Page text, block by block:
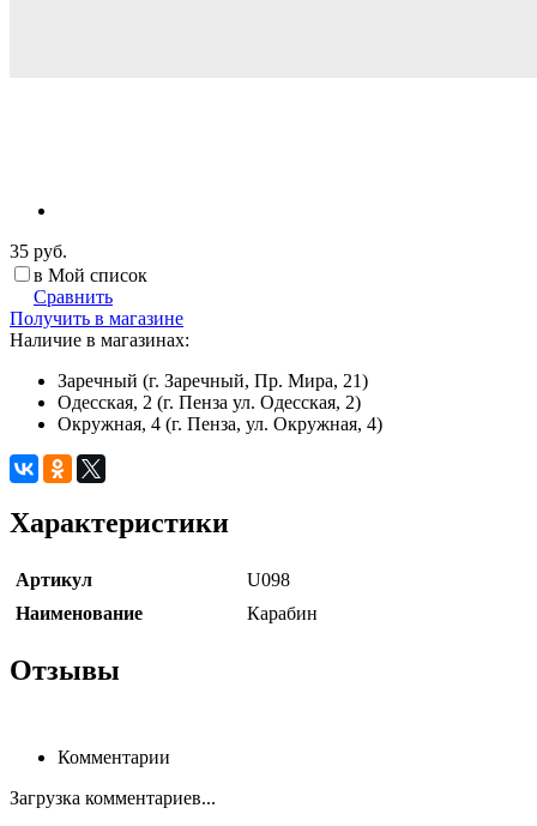
35 руб.
в Мой список
Сравнить
Получить в магазине
Наличие в магазинах:
Заречный (г. Заречный, Пр. Мира, 21)
Одесская, 2 (г. Пенза ул. Одесская, 2)
Окружная, 4 (г. Пенза, ул. Окружная, 4)
Характеристики
Артикул
U098
Наименование
Карабин
Отзывы
Комментарии
Загрузка комментариев...